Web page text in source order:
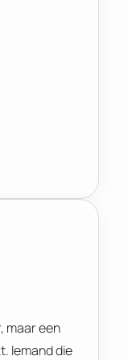
maar een
Iemand die